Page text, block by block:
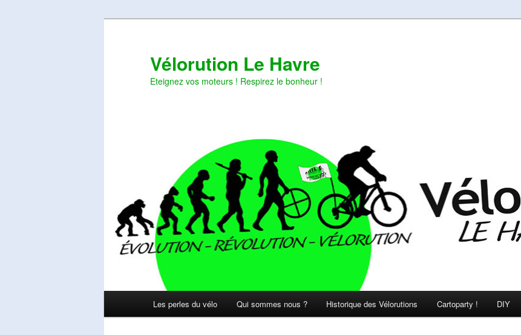
Vélorution Le Havre
Eteignez vos moteurs ! Respirez le bonheur !
Les perles du vélo Qui sommes nous ? Historique des Vélorutions Cartoparty ! DIY